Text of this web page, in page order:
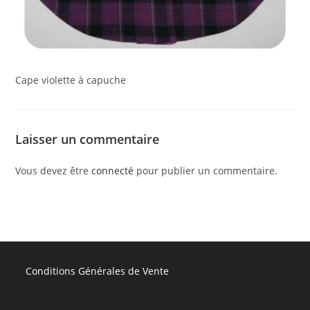
Cape violette à capuche
Laisser un commentaire
Vous devez êtreconnecté pour publier un commentaire.
Conditions Générales de Vente